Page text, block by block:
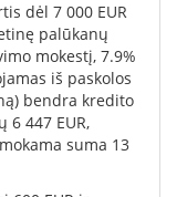
dėl 7 000 EUR
palūkanų
mokestį, 7.9%
iš paskolos
bendra kredito
447 EUR,
suma 13